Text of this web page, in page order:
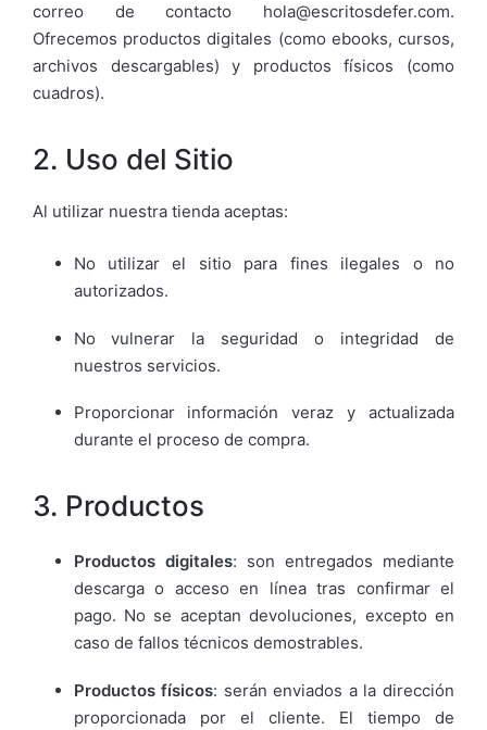
correo de contacto hola@escritosdefer.com.
Ofrecemos productos digitales (como ebooks, cursos,
archivos descargables) y productos físicos (como
cuadros).
2. Uso del Sitio
Al utilizar nuestra tienda aceptas:
No utilizar el sitio para fines ilegales o no
autorizados.
No vulnerar la seguridad o integridad de
nuestros servicios.
Proporcionar información veraz y actualizada
durante el proceso de compra.
3. Productos
Productos digitales: son entregados mediante
descarga o acceso en línea tras confirmar el
pago. No se aceptan devoluciones, excepto en
caso de fallos técnicos demostrables.
Productos físicos: serán enviados a la dirección
proporcionada por el cliente. El tiempo de